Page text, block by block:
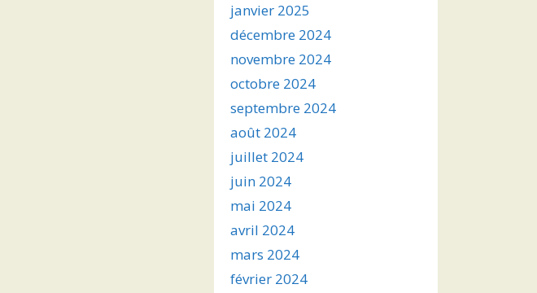
janvier 2025
décembre 2024
novembre 2024
octobre 2024
septembre 2024
août 2024
juillet 2024
juin 2024
mai 2024
avril 2024
mars 2024
février 2024